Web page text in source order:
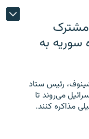
مشترک
سوریه به
رئیس ستاد
می‌روند تا
مذاکره کنند.